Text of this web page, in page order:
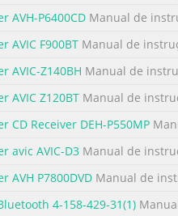
or system power OFF
not let any water get on the
can cause system breakdown.
conteúdo contido na
the Display To
while holding the display.
conteúdo contido na
AVH-P6400CD Manual de
AVIC F900BT Manual de
AVIC-Z140BH Manual de
AVIC Z120BT Manual de
CD Receiver DEH-P550MP
avic AVIC-D3 Manual de
AVH P7800DVD Manual de
4-158-429-31(1)